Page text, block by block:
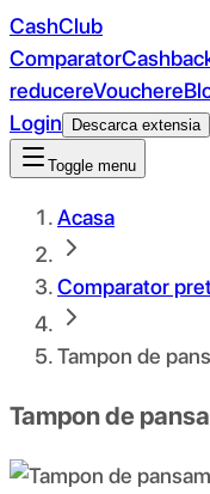
CashClub
Comparator
reducereVouchere
Login
Descarca extensia
Toggle menu
Acasa
Comparator
Tampon de
Tampon de